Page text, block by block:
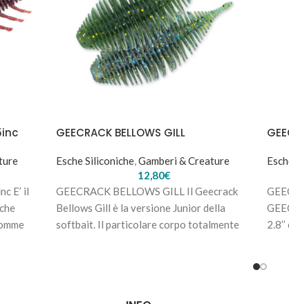
E’ il
GEECRACK BELLOWS GILL
Esche Siliconiche, Gamberi & Creature
12,80€
GEECRACK BELLOWS GILL Il Geecrack
Bellows Gill è la versione Junior della
softbait. Il particolare corpo totalmente